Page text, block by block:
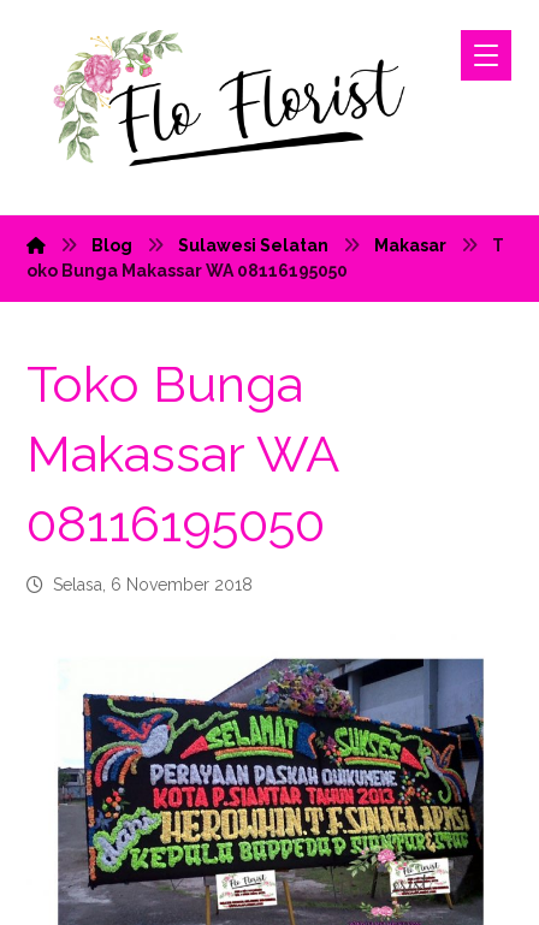
Blog Sulawesi Selatan Makasar
T
oko Bunga Makassar WA 08116195050
Toko Bunga
Makassar WA
08116195050
Selasa, 6 November 2018